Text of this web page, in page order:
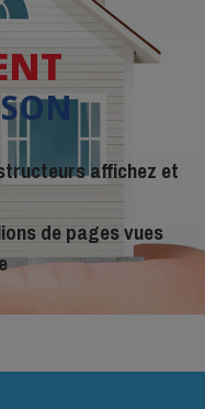
affichez et
de pages vues